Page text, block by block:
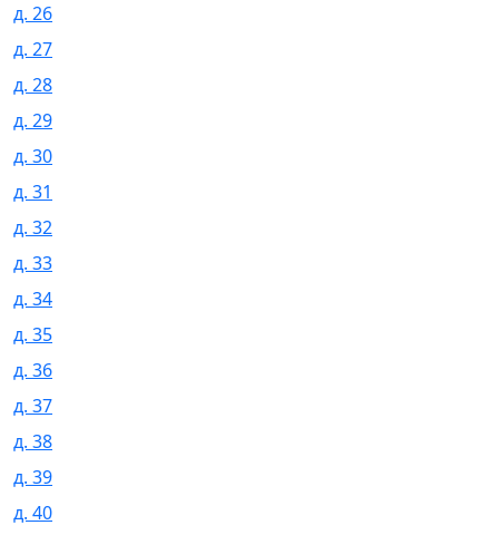
д. 26
д. 27
д. 28
д. 29
д. 30
д. 31
д. 32
д. 33
д. 34
д. 35
д. 36
д. 37
д. 38
д. 39
д. 40